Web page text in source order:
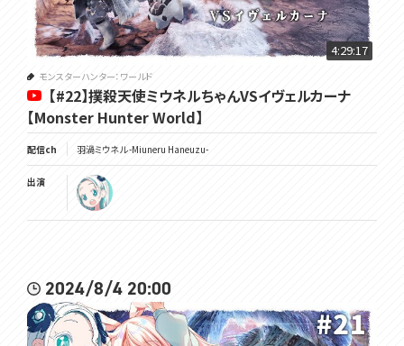
4:29:17
モンスターハンター：ワールド
【#22】撲殺天使ミウネルちゃんVSイヴェルカーナ
【Monster Hunter World】
配信ch 羽渦ミウネル -Miuneru Haneuzu-
出演
2024/8/4 20:00